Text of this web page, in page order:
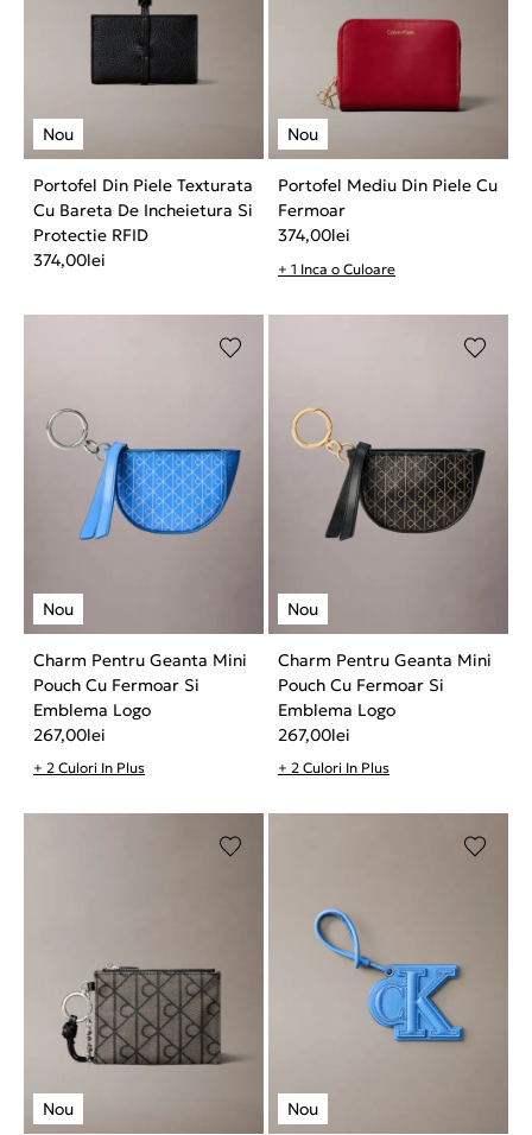
Portofel Din Piele Texturata
Cu Bareta De Incheietura Si
Protectie RFID
374,00lei
Portofel Mediu Din Piele Cu
Fermoar
374,00lei
+ 1 Inca o Culoare
Charm Pentru Geanta Mini
Pouch Cu Fermoar Si
Emblema Logo
267,00lei
+ 2 Culori In Plus
Charm Pentru Geanta Mini
Pouch Cu Fermoar Si
Emblema Logo
267,00lei
+ 2 Culori In Plus